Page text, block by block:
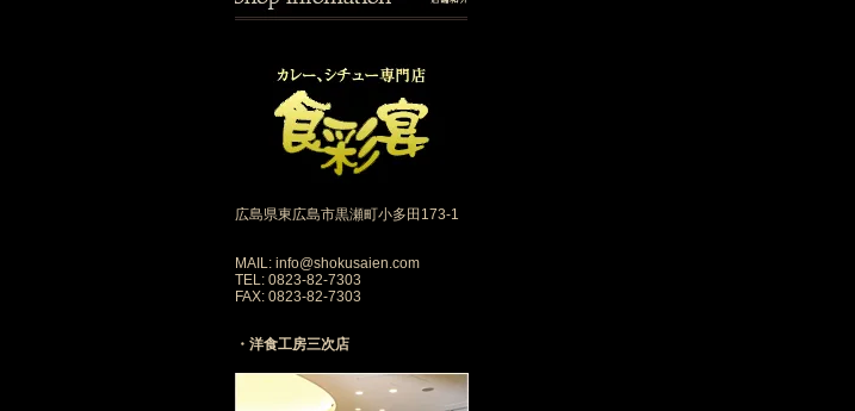
広島県東広島市黒瀬町小多田173-1
MAIL: info@shokusaien.com
TEL: 0823-82-7303
FAX: 0823-82-7303
・洋食工房三次店